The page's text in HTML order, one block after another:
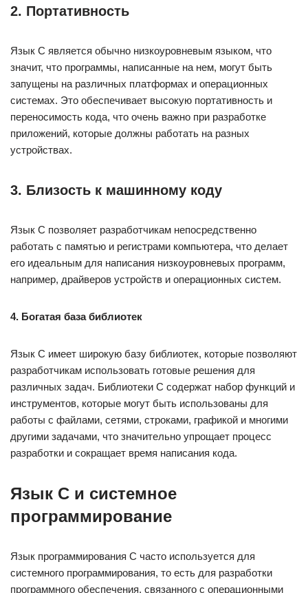
2. Портативность
Язык C является обычно низкоуровневым языком, что
значит, что программы, написанные на нем, могут быть
запущены на различных платформах и операционных
системах. Это обеспечивает высокую портативность и
переносимость кода, что очень важно при разработке
приложений, которые должны работать на разных
устройствах.
3. Близость к машинному коду
Язык C позволяет разработчикам непосредственно
работать с памятью и регистрами компьютера, что делает
его идеальным для написания низкоуровневых программ,
например, драйверов устройств и операционных систем.
4. Богатая база библиотек
Язык C имеет широкую базу библиотек, которые позволяют
разработчикам использовать готовые решения для
различных задач. Библиотеки C содержат набор функций и
инструментов, которые могут быть использованы для
работы с файлами, сетями, строками, графикой и многими
другими задачами, что значительно упрощает процесс
разработки и сокращает время написания кода.
Язык C и системное
программирование
Язык программирования C часто используется для
системного программирования, то есть для разработки
программного обеспечения, связанного с операционными